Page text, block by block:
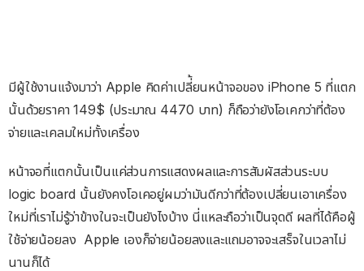
มีผู้ใช้งานแจ้งมาว่า Apple คิดค่าเปลี่้ยนหน้าจอของ iPhone 5 ที่แตก
นั้นด้วยราคา 149$ (ประมาณ 4470 บาท) ก็ถือว่ายังโอเคกว่าที่ต้อง
จ่ายและเคลมใหม่ทั้งเครื่อง
หน้าจอที่แตกนั้นเป็นแค่ส่วนการแสดงผลและการสัมผัสส่วนระบบ
logic board นั้นยังคงโอเคอยู่ผมว่ามันดีกว่าที่ต้องเปลี่ยนเอาเครื่อง
ใหม่ที่เราไม่รู้ว่าข้างในจะเป็นยังไงบ้าง นี่แหละถือว่าเป็นจุดดี ผลที่ได้คือผู้
ใช้จ่ายน้อยลง Apple เองก็จ่ายน้อยลงและแถมอาจจะเสร็จในเวลาไม่
นานก็ได้